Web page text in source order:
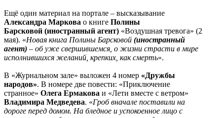
Ещё один материал на портале – высказывание
Александра Маркова о книге Полины
Барсковой (иностранный агент) «Воздушная тревога» (2
мая). «Новая книга Полины Барсковой (иностранный
агент) – об уже свершившемся, о жизни страсти в мире
исполнившихся желаний, крепких, как смерть».
В «Журнальном зале» выложен 4 номер «Дружбы
народов». В номере две повести: «Приключение
странное» Олега Ермакова и «Лети вместе с ветром»
Владимира Медведева. «Гроб вначале поставили на
дороге перед домом. На бледное и успокоенное лицо с